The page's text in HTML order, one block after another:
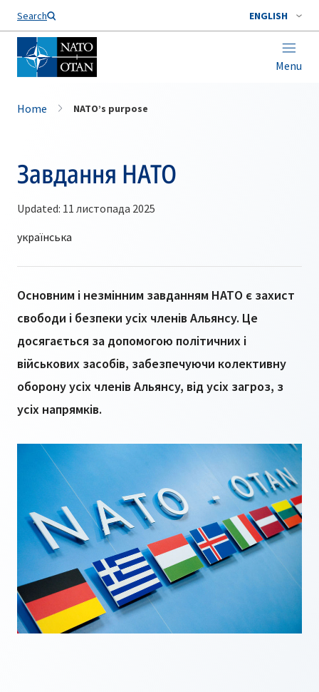
Search ENGLISH
Menu
Home NATO’s purpose
Завдання НАТО
Updated: 11 листопада 2025
Основним і незмінним завданням НАТО є захист
свободи і безпеки усіх членів Альянсу. Це
досягається за допомогою політичних і
військових засобів, забезпечуючи колективну
оборону усіх членів Альянсу, від усіх загроз, з
усіх напрямків.